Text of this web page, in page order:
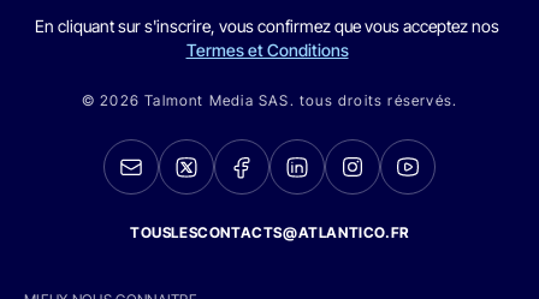
En cliquant sur s'inscrire, vous confirmez que vous acceptez nos
Termes et Conditions
© 2026 Talmont Media SAS. tous droits réservés.
TOUSLESCONTACTS@ATLANTICO.FR